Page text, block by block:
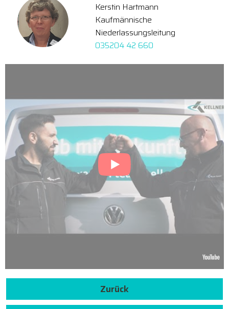
Kerstin Hartmann
Kaufmännische
Niederlassungsleitung
035204 42 660
Zurück